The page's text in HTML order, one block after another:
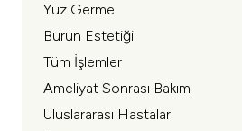
Yüz Germe
Burun Estetiği
Tüm İşlemler
Ameliyat Sonrası Bakım
Uluslararası Hastalar